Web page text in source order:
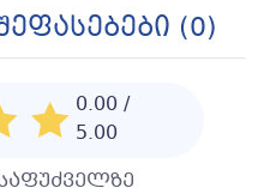
(0)
0.00 /
5.00